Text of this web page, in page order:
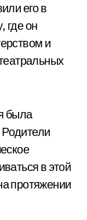
его в
где он
и
была
в этой
протяжении